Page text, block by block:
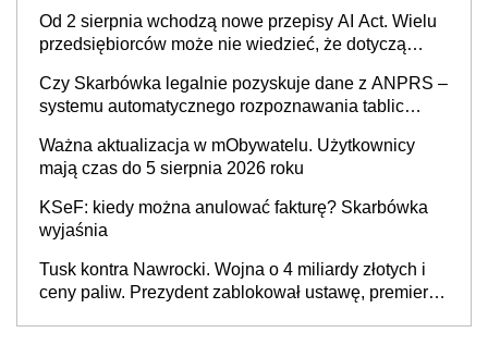
będzie
Od 2 sierpnia wchodzą nowe przepisy AI Act. Wielu
przedsiębiorców może nie wiedzieć, że dotyczą
Czy Skarbówka legalnie pozyskuje dane z ANPRS –
systemu automatycznego rozpoznawania tablic
Ważna aktualizacja w mObywatelu. Użytkownicy
mają czas do 5 sierpnia 2026 roku
KSeF: kiedy można anulować fakturę? Skarbówka
wyjaśnia
Tusk kontra Nawrocki. Wojna o 4 miliardy złotych i
ceny paliw. Prezydent zablokował ustawę, premier